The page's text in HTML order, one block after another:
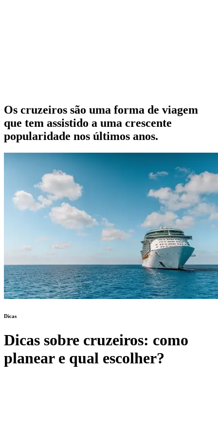
Os cruzeiros são uma forma de viagem
que tem assistido a uma crescente
popularidade nos últimos anos.
Dicas
Dicas sobre cruzeiros: como
planear e qual escolher?